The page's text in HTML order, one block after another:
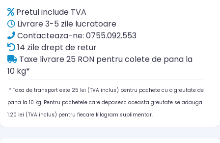
Pretul include TVA
Livrare 3-5 zile lucratoare
Contacteaza-ne: 0755.092.553
14 zile drept de retur
Taxe livrare 25 RON pentru colete de pana la
10 kg*
* Taxa de transport este 25 lei (TVA inclus) pentru pachete cu o greutate de
pana la 10 kg. Pentru pachetele care depasesc aceasta greutate se adauga
1.20 lei (TVA inclus) pentru fiecare kilogram suplimentar.